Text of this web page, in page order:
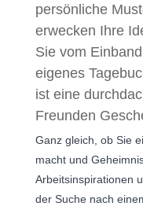
persönliche
erwecken Ihre
Sie vom
eigenes
ist eine
Freunden
Ganz gleich, ob Sie
macht und
Arbeitsinspirationen
der Suche nach